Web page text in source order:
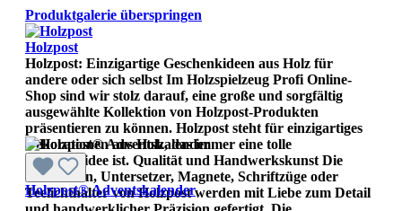
Produktgalerie überspringen
Holzpost
Holzpost: Einzigartige Geschenkideen aus Holz für
andere oder sich selbst Im Holzspielzeug Profi Online-
Shop sind wir stolz darauf, eine große und sorgfältig
ausgewählte Kollektion von Holzpost-Produkten
präsentieren zu können. Holzpost steht für einzigartiges
Dekorationen aus Holz, das immer eine tolle
Geschenkidee ist. Qualität und Handwerkskunst Die
Holzkarten, Untersetzer, Magnete, Schriftzüge oder
Teelichthalter von Holzpost werden mit Liebe zum Detail
Holzpost® Adventskalender